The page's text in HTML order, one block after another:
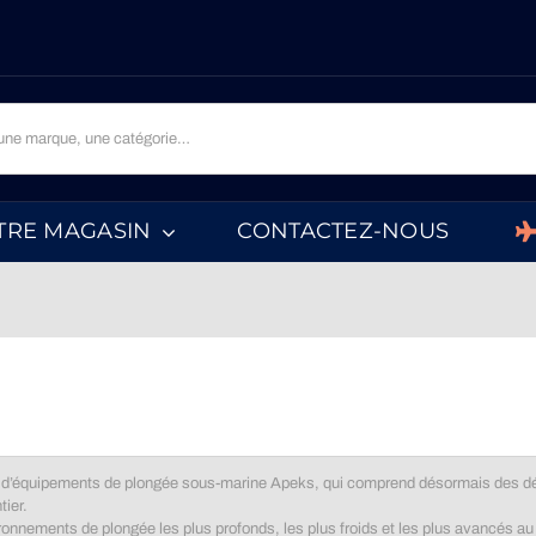
MAGASIN CONTACTEZ-NOUS
de plongée sous-marine Apeks, qui comprend désormais
de plongée les plus profonds, les plus froids et les plus avancés au